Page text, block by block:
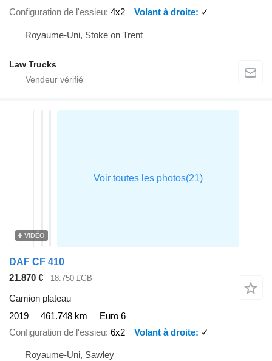
Configuration de l'essieu 4x2 Volant à droite ✓
Royaume-Uni, Stoke on Trent
Law Trucks
VIDÉO
DAF CF 410
21.870 €
18.750 £GB
Camion plateau
2019
461.748 km
Euro 6
Configuration de l'essieu 6x2 Volant à droite ✓
Royaume-Uni, Sawley